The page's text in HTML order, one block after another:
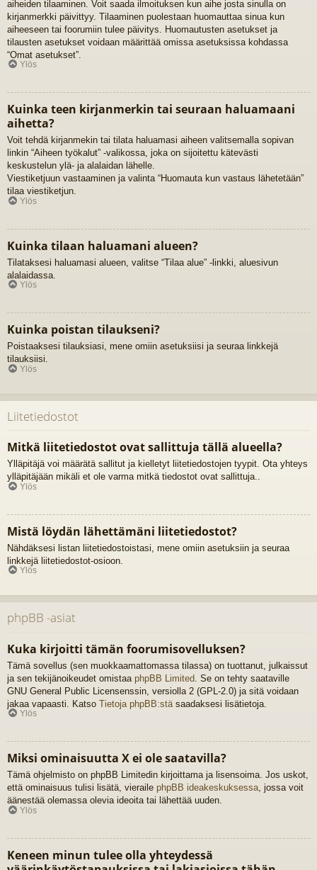
aiheiden tilaaminen. Voit saada ilmoituksen kun aihe josta sinulla on
kirjanmerkki päivittyy. Tilaaminen puolestaan huomauttaa sinua kun
aiheeseen tai foorumiin tulee päivitys. Huomautusten asetukset ja
tilausten asetukset voidaan määrittää omissa asetuksissa kohdassa
“Omat asetukset”.
Ylös
Kuinka teen kirjanmerkin tai seuraan haluamaani
aihetta?
Voit tehdä kirjanmekin tai tilata haluamasi aiheen valitsemalla sopivan
linkin “Aiheen työkalut” -valikossa, joka on sijoitettu kätevästi
keskustelun ylä- ja alalaidan lähelle.
Viestiketjuun vastaaminen ja valinta “Huomauta kun vastaus lähetetään”
tilaa viestiketjun.
Ylös
Kuinka tilaan haluamani alueen?
Tilataksesi haluamasi alueen, valitse “Tilaa alue” -linkki, aluesivun
alalaidassa.
Ylös
Kuinka poistan tilaukseni?
Poistaaksesi tilauksiasi, mene omiin asetuksiisi ja seuraa linkkejä
tilauksiisi.
Ylös
Liitetiedostot
Mitkä liitetiedostot ovat sallittuja tällä alueella?
Ylläpitäjä voi määrätä sallitut ja kielletyt liitetiedostojen tyypit. Ota yhteys
ylläpitäjään mikäli et ole varma mitkä tiedostot ovat sallittuja..
Ylös
Mistä löydän lähettämäni liitetiedostot?
Nähdäksesi listan liitetiedostoistasi, mene omiin asetuksiin ja seuraa
linkkejä liitetiedostot-osioon.
Ylös
phpBB -asiat
Kuka kirjoitti tämän foorumisovelluksen?
Tämä sovellus (sen muokkaamattomassa tilassa) on tuottanut, julkaissut
ja sen tekijänoikeudet omistaa phpBB Limited . Se on tehty saataville
GNU General Public Licensenssin, versiolla 2 (GPL-2.0) ja sitä voidaan
jakaa vapaasti. Katso Tietoja phpBB:stä saadaksesi lisätietoja.
Ylös
Miksi ominaisuutta X ei ole saatavilla?
Tämä ohjelmisto on phpBB Limitedin kirjoittama ja lisensoima. Jos uskot,
että ominaisuus tulisi lisätä, vieraile phpBB ideakeskuksessa, jossa voit
äänestää olemassa olevia ideoita tai lähettää uuden.
Ylös
Keneen minun tulee olla yhteydessä